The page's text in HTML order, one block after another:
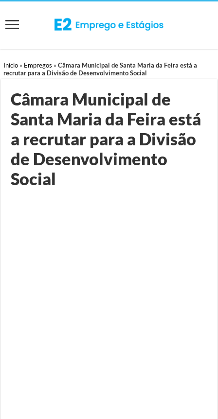
Início » Empregos »Câmara Municipal de Santa Maria da Feira está a
recrutar para a Divisão de Desenvolvimento Social
Câmara Municipal de
Santa Maria da Feira está
a recrutar para a Divisão
de Desenvolvimento
Social